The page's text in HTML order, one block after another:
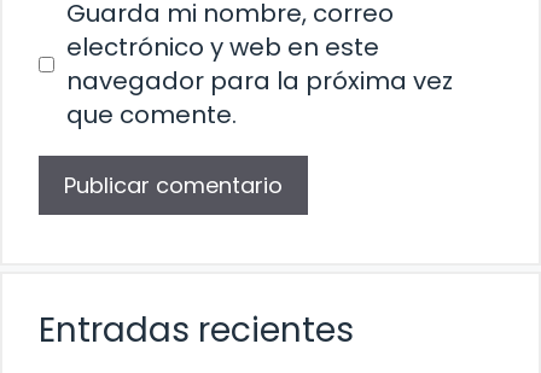
Guarda mi nombre, correo
electrónico y web en este
navegador para la próxima vez
que comente.
Entradas recientes